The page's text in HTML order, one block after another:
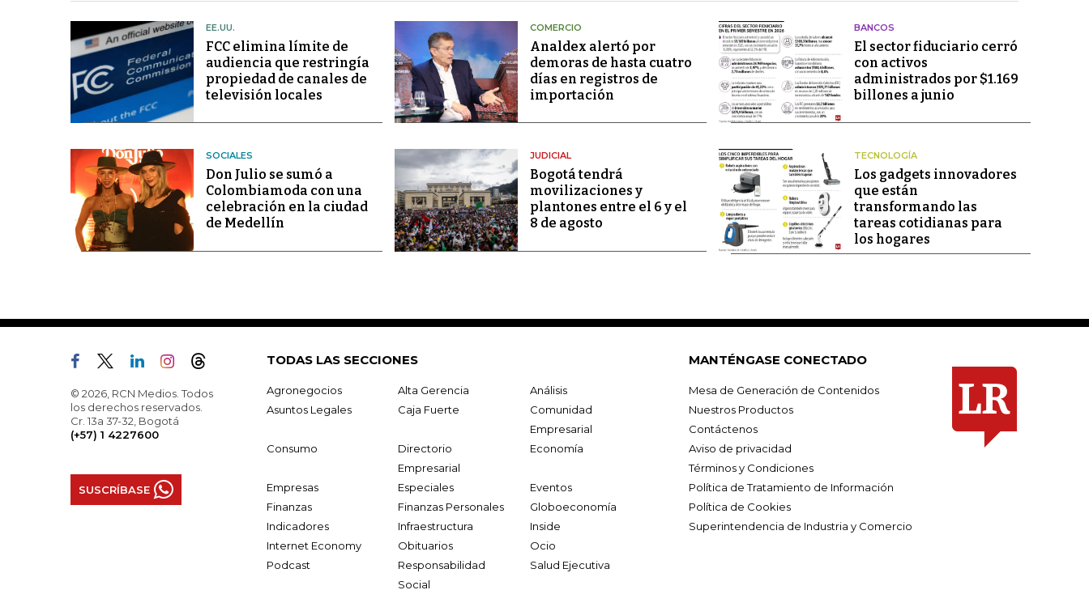
EE.UU.
FCC elimina límite de
audiencia que restringía
propiedad de canales de
televisión locales
COMERCIO
Analdex alertó por
demoras de hasta cuatro
días en registros de
importación
BANCOS
El sector fiduciario cerró
con activos
administrados por $1.169
billones a junio
SOCIALES
Don Julio se sumó a
Colombiamoda con una
celebración en la ciudad
de Medellín
JUDICIAL
Bogotá tendrá
movilizaciones y
plantones entre el 6 y el
8 de agosto
TECNOLOGÍA
Los gadgets innovadores
que están
transformando las
tareas cotidianas para
los hogares
© 2026, RCN Medios. Todos
los derechos reservados.
Cr. 13a 37-32, Bogotá
(+57) 1 4227600
SUSCRÍBASE
TODAS LAS SECCIONES
Agronegocios Alta Gerencia
Análisis
Asuntos Legales
Caja Fuerte
Comunidad
Empresarial
Consumo
Directorio
Empresarial
Economía
Empresas Especiales
Eventos
Finanzas
Finanzas Personales
Globoeconomía
Indicadores
Infraestructura
Inside
Internet Economy
Obituarios
Ocio
Podcast
Responsabilidad
Social
Salud Ejecutiva
MANTÉNGASE CONECTADO
Mesa de Generación de Contenidos
Nuestros Productos
Contáctenos
Aviso de privacidad
Términos y Condiciones
Política de Tratamiento de Información
Política de Cookies
Superintendencia de Industria y Comercio